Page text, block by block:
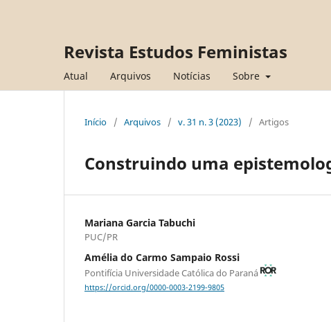
Revista Estudos Feministas
Atual Arquivos Notícias Sobre
Início / Arquivos / v. 31 n. 3 (2023) / Artigos
Construindo uma
Mariana Garcia Tabuchi
PUC/PR
Amélia do Carmo Sampaio Rossi
Pontifícia Universidade Católica do Paraná
https://orcid.org/0000-0003-2199-9805